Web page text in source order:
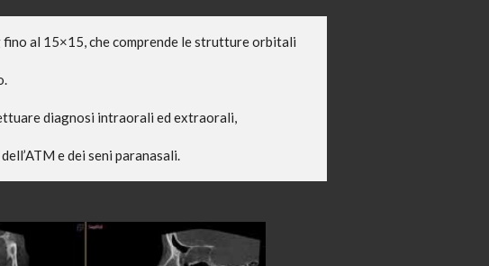
fino al 15×15, che comprende le strutture orbitali
diagnosi intraorali ed extraorali,
e dei seni paranasali.